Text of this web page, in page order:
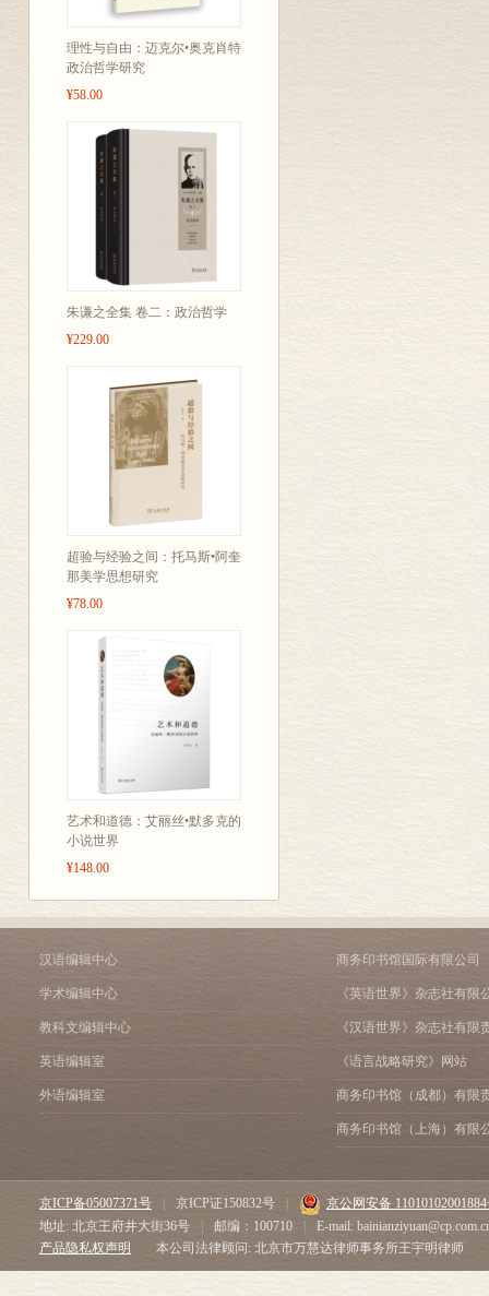
理性与自由：迈克尔•奥克肖特
政治哲学研究
¥58.00
朱谦之全集 卷二：政治哲学
¥229.00
超验与经验之间：托马斯•阿奎
那美学思想研究
¥78.00
艺术和道德：艾丽丝•默多克的
小说世界
¥148.00
汉语编辑中心
学术编辑中心
教科文编辑中心
英语编辑室
外语编辑室
商务印书馆国际有限公司
《英语世界》杂志社有限
《汉语世界》杂志社有限
《语言战略研究》网站
商务印书馆（成都）有限
商务印书馆（上海）有限
京ICP备05007371号 京ICP证150832号
京公网安备
地址: 北京王府井大街36号
邮编：100710
E-mail:
产品隐私权声明
本公司法律顾问: 北京市万慧达律师事务所王宇明律师